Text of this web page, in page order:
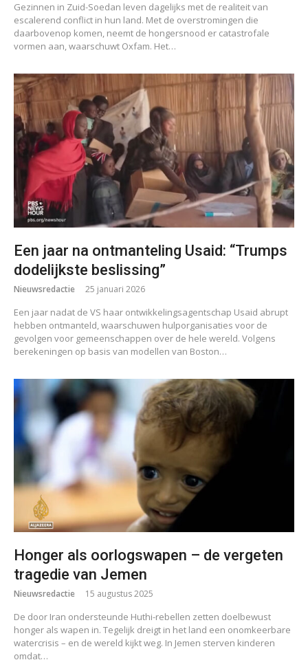
Gezinnen in Zuid-Soedan leven dagelijks met de realiteit van
escalerend conflict in hun land. Met de overstromingen die
daarbovenop komen, neemt de hongersnood er catastrofale
vormen aan, waarschuwt Oxfam. Het…
Een jaar na ontmanteling Usaid: “Trumps
dodelijkste beslissing”
Nieuwsredactie 25 januari 2026
Een jaar nadat de VS haar ontwikkelingsagentschap Usaid abrupt
hebben ontmanteld, waarschuwen hulporganisaties voor de
gevolgen voor gemeenschappen over de hele wereld. Volgens
berekeningen op basis van modellen van Boston…
Honger als oorlogswapen – de vergeten
tragedie van Jemen
Nieuwsredactie 15 augustus 2025
De door Iran ondersteunde Huthi-rebellen zetten doelbewust
honger als wapen in. Tegelijk dreigt in het land een onomkeerbare
watercrisis – en de wereld kijkt weg. In Jemen sterven kinderen
omdat…